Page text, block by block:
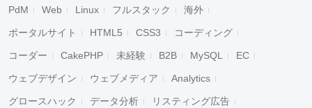
PdM Web Linux フルスタック 海外
ポータルサイト HTML5 CSS3 コーディング
コーダー CakePHP 未経験 B2B MySQL EC
ウェブデザイン ウェブメディア Analytics
グロースハック データ分析 リスティング広告